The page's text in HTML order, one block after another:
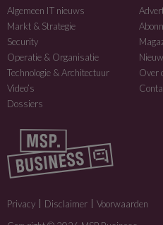
Algemeen IT nieuws
Markt & Strategie
Security
Operatie & Organisatie
Technologie & Architectuur
Video’s
Dossiers
Over
Privacy Disclaimer
Voorwaarden